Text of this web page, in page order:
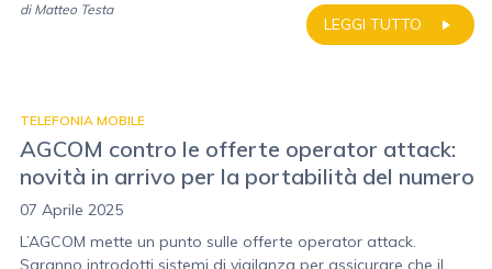
LEGGI TUTTO
di Matteo Testa
TELEFONIA MOBILE
AGCOM contro le offerte operator attack:
novità in arrivo per la portabilità del numero
07 Aprile 2025
L’AGCOM mette un punto sulle offerte operator attack.
Saranno introdotti sistemi di vigilanza per assicurare che il